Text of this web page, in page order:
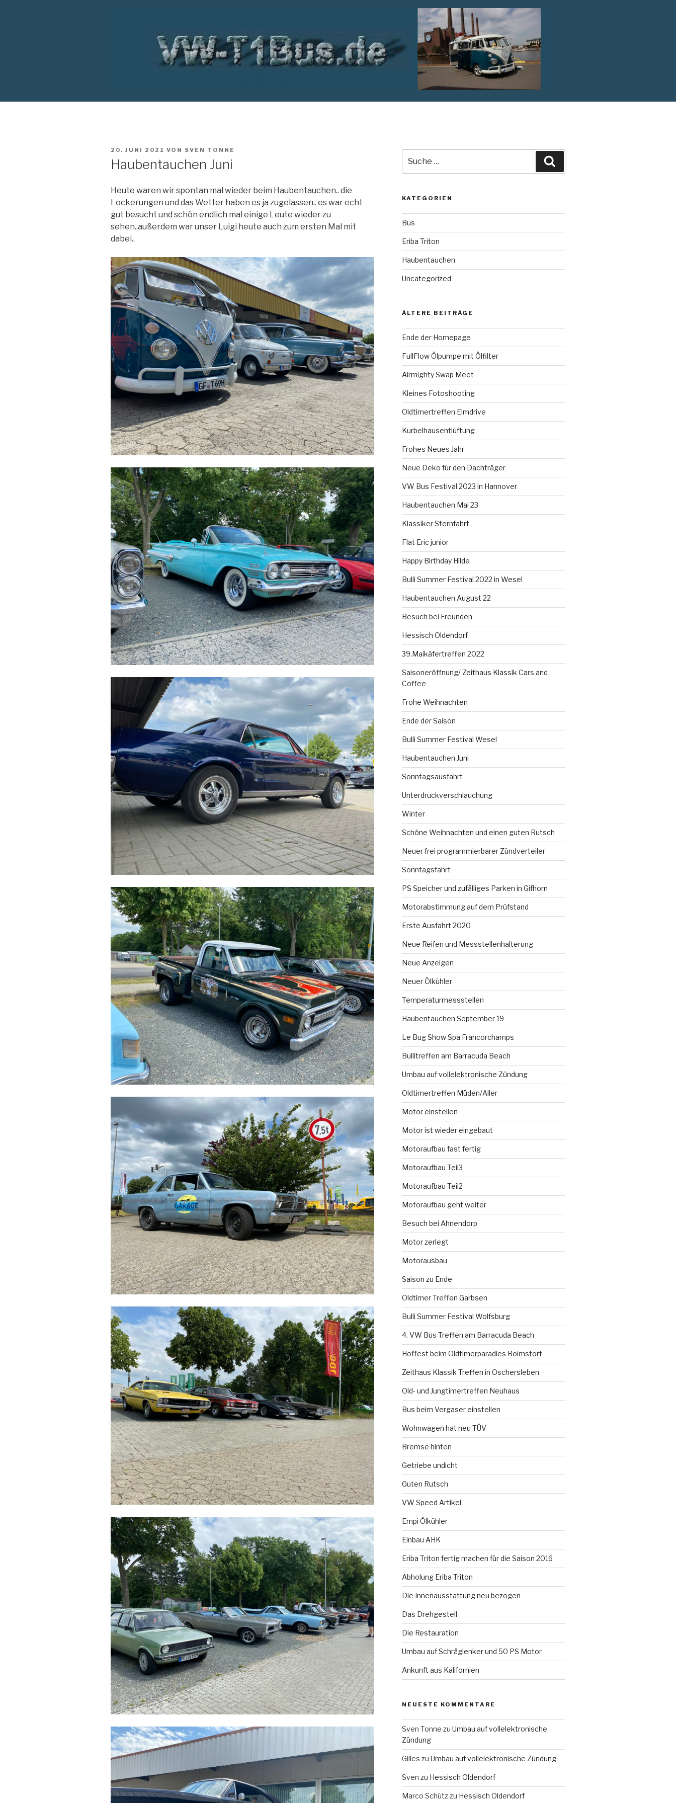
VW T1 BUS
VERÖFFENTLICHT
20. JUNI 2021 VON SVEN TONNE
Haubentauchen Juni
Heute waren wir spontan mal wieder beim Haubentauchen.. die
Lockerungen und das Wetter haben es ja zugelassen.. es war echt
gut besucht und schön endlich mal einige Leute wieder zu
sehen..außerdem war unser Luigi heute auch zum ersten Mal mit
dabei..
nach:
KATEGORIEN
Bus
Eriba Triton
Haubentauchen
Uncategorized
ÄLTERE BEITRÄGE
Ende der Homepage
FullFlow Ölpumpe mit Ölfilter
Airmighty Swap Meet
Kleines Fotoshooting
Oldtimertreffen Elmdrive
Kurbelhausentlüftung
Frohes Neues Jahr
Neue Deko für den Dachträger
VW Bus Festival 2023 in Hannover
Haubentauchen Mai 23
Klassiker Sternfahrt
Flat Eric junior
Happy Birthday Hilde
Bulli Summer Festival 2022 in Wesel
Haubentauchen August 22
Besuch bei Freunden
Hessisch Oldendorf
39.Maikäfertreffen 2022
Saisoneröffnung/ Zeithaus Klassik Cars and
Coffee
Frohe Weihnachten
Ende der Saison
Bulli Summer Festival Wesel
Haubentauchen Juni
Sonntagsausfahrt
Unterdruckverschlauchung
Winter
Schöne Weihnachten und einen guten Rutsch
Neuer frei programmierbarer Zündverteiler
Sonntagsfahrt
PS Speicher und zufälliges Parken in Gifhorn
Motorabstimmung auf dem Prüfstand
Erste Ausfahrt 2020
Neue Reifen und Messstellenhalterung
Neue Anzeigen
Neuer Ölkühler
Temperaturmessstellen
Haubentauchen September 19
Le Bug Show Spa Francorchamps
Bullitreffen am Barracuda Beach
Umbau auf vollelektronische Zündung
Oldtimertreffen Müden/Aller
Motor einstellen
Motor ist wieder eingebaut
Motoraufbau fast fertig
Motoraufbau Teil3
Motoraufbau Teil2
Motoraufbau geht weiter
Besuch bei Ahnendorp
Motor zerlegt
Motorausbau
Saison zu Ende
Oldtimer Treffen Garbsen
Bulli Summer Festival Wolfsburg
4. VW Bus Treffen am Barracuda Beach
Hoffest beim Oldtimerparadies Boimstorf
Zeithaus Klassik Treffen in Oschersleben
Old- und Jungtimertreffen Neuhaus
Bus beim Vergaser einstellen
Wohnwagen hat neu TÜV
Bremse hinten
Getriebe undicht
Guten Rutsch
VW Speed Artikel
Empi Ölkühler
Einbau AHK
Eriba Triton fertig machen für die Saison 2016
Abholung Eriba Triton
Die Innenausstattung neu bezogen
Das Drehgestell
Die Restauration
Umbau auf Schräglenker und 50 PS Motor
Ankunft aus Kalifornien
NEUESTE KOMMENTARE
Sven Tonne zu Umbau auf vollelektronische
Zündung
Gilles zu Umbau auf vollelektronische Zündung
Sven zu Hessisch Oldendorf
Marco Schützzu Hessisch Oldendorf